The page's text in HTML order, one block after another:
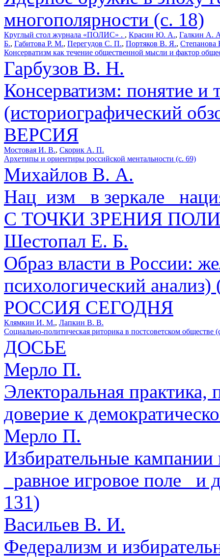
многополярности (с. 18)
Круглый стол журнала «ПОЛИС» . , Красин Ю. А., Галкин А.
Б., Габитова Р. М., Перегудов С. П., Портяков В. Я.,
Консерватизм как течение общественной мысли и фактор
Гарбузов В. Н.
Консерватизм: понятие и
(историографический
ВЕРСИЯ
Мостовая И. В., Скорик А. П.
Архетипы и ориентиры российской ментальности (с. 69)
Михайлов В. А.
Нац_изм_ в зеркале
С ТОЧКИ ЗРЕНИЯ
Шестопал Е. Б.
Образ власти в России:
психологический анализ)
РОССИЯ СЕГОДНЯ
Клямкин И. М., Лапкин В. В.
Социально-политическая риторика в постсоветском обществе
ДОСЬЕ
Мерло П.
Электоральная практика,
доверие к
Мерло П.
Избирательные
_равное игровое поле_
131)
Васильев В. И.
Федерализм и